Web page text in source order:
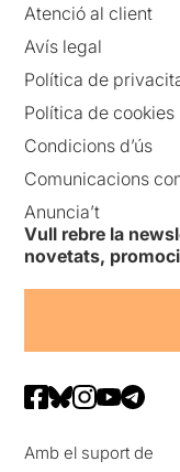
Atenció al client
Avís legal
Política de
Política de cookies
Condicions d’ús
Comunicacions
Anuncia’t
Vull rebre la
novetats,
Amb el suport de